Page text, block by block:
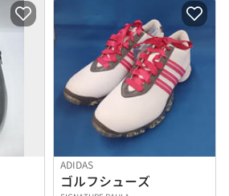
ADIDAS
ゴルフシューズ